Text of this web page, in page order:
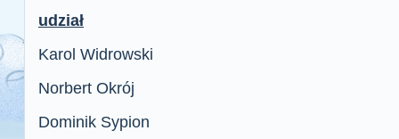
udział
Karol Widrowski
Norbert Okrój
Dominik Sypion